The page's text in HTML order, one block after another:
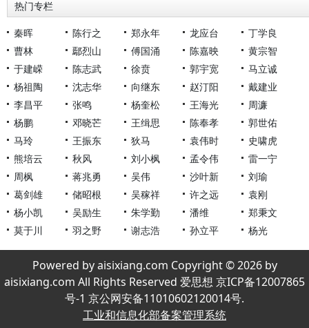
热门专栏
秦晖 陈行之 郑永年 龙应台
丁学良
曹林
鄢烈山 傅国涌 陈嘉映
黄宗智
于建嵘
陈志武 徐贲 郭宇宽
马立诚
杨祖陶
沈志华 向继东 赵汀阳
戴建业
李昌平
张鸣 杨奎松 王海光
周濂
杨鹏
邓晓芒 王缉思 陈奉孝
郭世佑
马玲
王振东 狄马 袁伟时
史啸虎
熊培云
秋风 刘小枫 孟令伟
雷一宁
周枫
蒋兆勇 吴伟 沙叶新
刘瑜
葛剑雄
储昭根 吴稼祥 许之远
袁刚
杨小凯
吴励生 朱学勤 潘维
郑秉文
莫于川
羽之野 谢志浩 孙立平 杨光
Powered by aisixiang.com Copyright © 2026 by
aisixiang.com All Rights Reserved 爱思想 京ICP备12007865
号-1 京公网安备11010602120014号.
工业和信息化部备案管理系统